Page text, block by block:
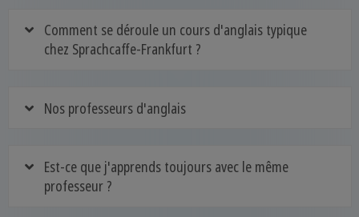
Comment se déroule un cours d'anglais typique
chez Sprachcaffe-Frankfurt ?
Nos professeurs d'anglais
Est-ce que j'apprends toujours avec le même
professeur ?